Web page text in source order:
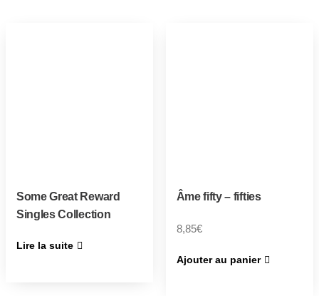
Some Great Reward
Singles Collection
Lire la suite
Âme fifty – fifties
8,85€
Ajouter au panier